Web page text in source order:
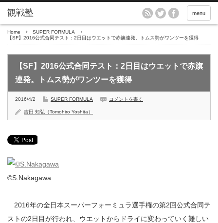
menu
Home
SUPER FORMULA
【SF】2016公式合同テスト：2日目はウエットで赤旗連発。トムス勢がワンツーを獲得
【SF】2016公式合同テスト：2日目はウエットで赤旗
連発。トムス勢がワンツーを獲得
2016/4/2 SUPER FORMULA コメントを書く
吉田 知弘（Tomohiro Yoshita）
©S.Nakagawa
2016年の全日本スーパーフォーミュラ選手権の第2回公式合同テ
ストの2日目が行われ、ウエットからドライに変わっていく難しい